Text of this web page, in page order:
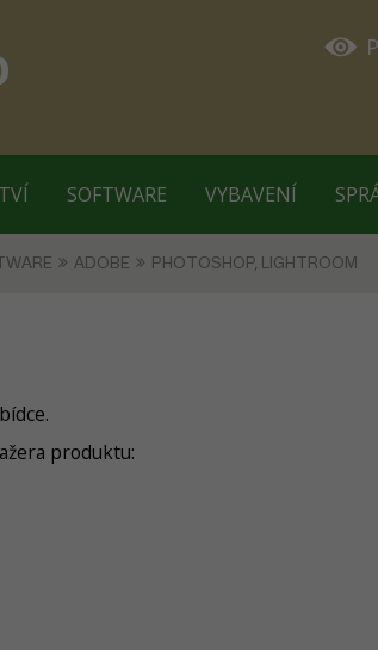
SOFTWARE VYBAVENÍ
ADOBE PHOTOSHOP, LIGHTROOM
produktu: